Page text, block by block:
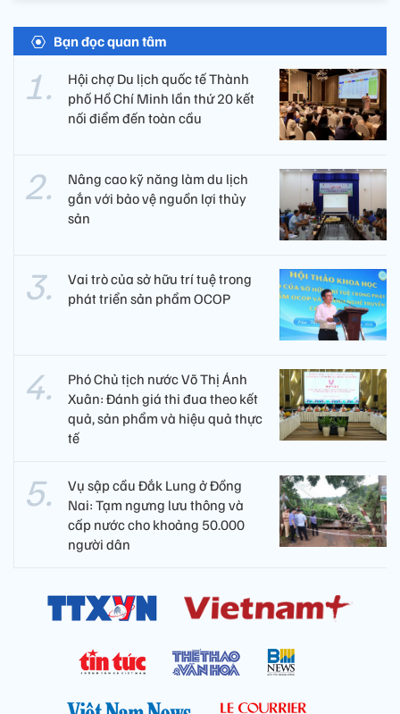
Bạn đọc quan tâm
Hội chợ Du lịch quốc tế Thành
phố Hồ Chí Minh lần thứ 20 kết
nối điểm đến toàn cầu
Nâng cao kỹ năng làm du lịch
gắn với bảo vệ nguồn lợi thủy
sản
Vai trò của sở hữu trí tuệ trong
phát triển sản phẩm OCOP
Phó Chủ tịch nước Võ Thị Ánh
Xuân: Đánh giá thi đua theo kết
quả, sản phẩm và hiệu quả thực
tế
Vụ sập cầu Đắk Lung ở Đồng
Nai: Tạm ngưng lưu thông và
cấp nước cho khoảng 50.000
người dân